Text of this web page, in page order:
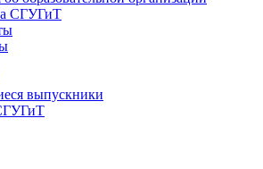
СГУГиТ
выпускники